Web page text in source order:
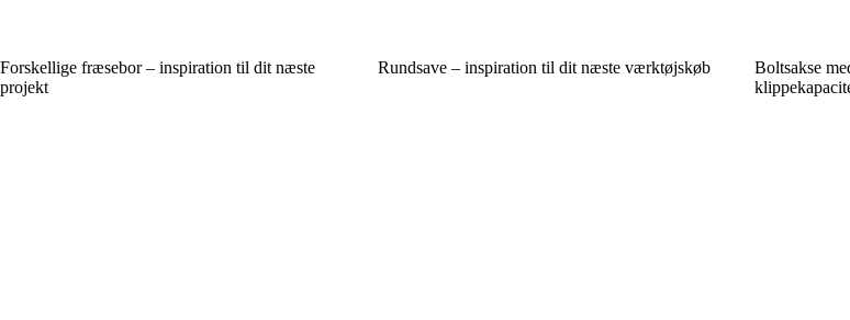
Forskellige fræsebor – inspiration til dit næste
projekt
Rundsave – inspiration til dit næste værktøjskøb
Boltsakse